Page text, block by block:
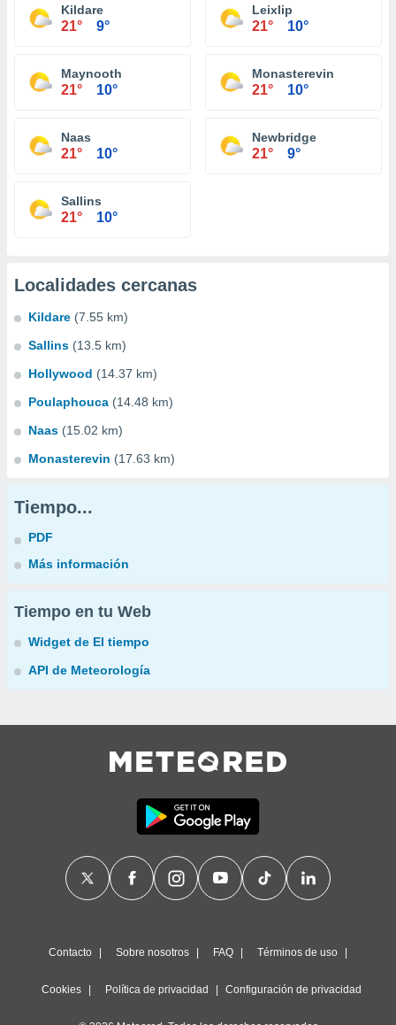
Kildare
21° 9°
Leixlip
21° 10°
Maynooth
21° 10°
Monasterevin
21° 10°
Naas
21° 10°
Newbridge
21° 9°
Sallins
21° 10°
Localidades cercanas
Kildare (7.55 km)
Sallins (13.5 km)
Hollywood (14.37 km)
Poulaphouca (14.48 km)
Naas (15.02 km)
Monasterevin (17.63 km)
Tiempo...
PDF
Más información
Tiempo en tu Web
Widget de El tiempo
API de Meteorología
Contacto Sobre nosotros FAQ Términos de uso
Cookies Política de privacidad Configuración de privacidad